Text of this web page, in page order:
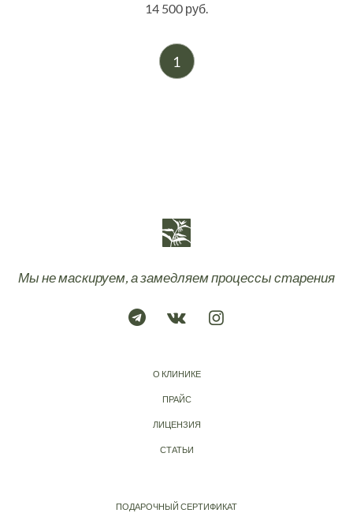
14 500 руб.
1
Мы не маскируем, а замедляем процессы старения
О КЛИНИКЕ
ПРАЙС
ЛИЦЕНЗИЯ
СТАТЬИ
ПОДАРОЧНЫЙ СЕРТИФИКАТ